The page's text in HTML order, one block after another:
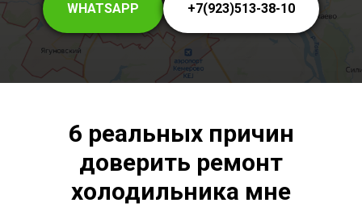
WHATSAPP +7(923)513-38-10
6 реальных причин
доверить ремонт
холодильника мне